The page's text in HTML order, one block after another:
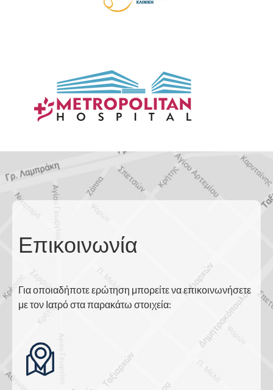
Επικοινωνία
Για οποιαδήποτε ερώτηση μπορείτε να επικοινωνήσετε
με τον Ιατρό στα παρακάτω στοιχεία: